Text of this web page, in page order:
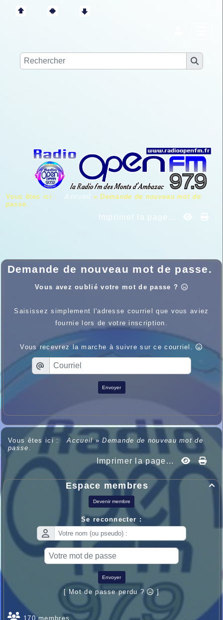
Vous êtes ici : Accueil »Demande de nouveau mot de
passe.
Imprimer la page...
Demande de nouveau mot de passe.
Vous avez oublié votre mot de passe ?
Saisissez simplement l'adresse courriel que vous aviez
fournie lors de votre inscription.
Vous recevrez la marche à suivre sur ce courriel.
Envoyer
Vous êtes ici : Accueil»Demande de nouveau mot de
passe.
Imprimer la page...

Espace membres
Devenir membre
Se reconnecter :
Envoyer
[ Mot de passe perdu ? ]
170 membres